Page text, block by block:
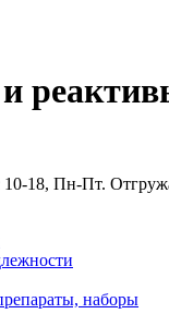
18, Пн-Пт.
наборы